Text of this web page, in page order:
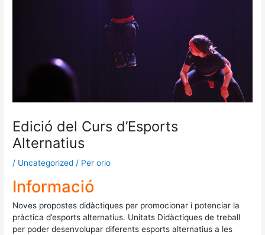
Edició del Curs d’Esports
Alternatius
/ Uncategorized / Per orio
Informació
Noves propostes didàctiques per promocionar i potenciar la
pràctica d’esports alternatius. Unitats Didàctiques de treball
per poder desenvolupar diferents esports alternatius a les